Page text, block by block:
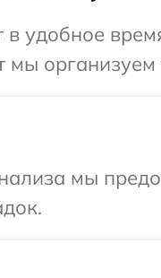
удобное
организуем
мы